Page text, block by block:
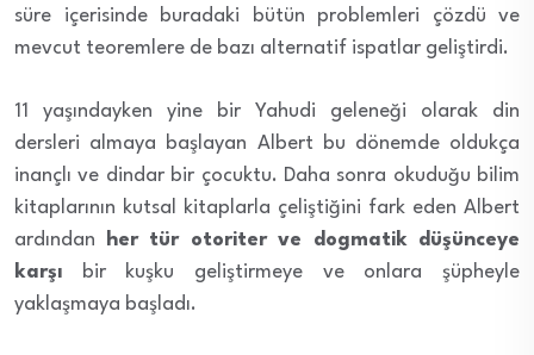
süre içerisinde buradaki bütün problemleri çözdü ve
mevcut teoremlere de bazı alternatif ispatlar geliştirdi.
11 yaşındayken yine bir Yahudi geleneği olarak din
dersleri almaya başlayan Albert bu dönemde oldukça
inançlı ve dindar bir çocuktu. Daha sonra okuduğu bilim
kitaplarının kutsal kitaplarla çeliştiğini fark eden Albert
ardından her tür otoriter ve dogmatik düşünceye
karşı bir kuşku geliştirmeye ve onlara şüpheyle
yaklaşmaya başladı.